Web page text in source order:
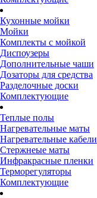
Кухонные мойки
Мойки
Комплекты с мойкой
Диспоузеры
Дополнительные чаши
Дозаторы для средства
Разделочные доски
Комплектующие
Теплые полы
Нагревательные маты
Нагревательные кабели
Стержнеые маты
Инфракрасные пленки
Терморегуляторы
Комплектующие